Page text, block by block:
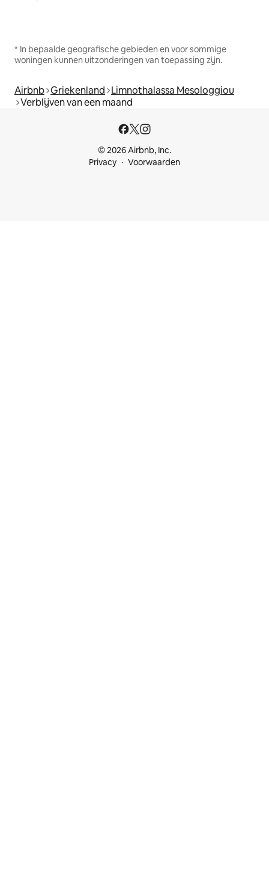
* In bepaalde geografische gebieden en voor sommige
woningen kunnen uitzonderingen van toepassing zijn.
Airbnb Griekenland Limnothalassa Mesologgiou
Verblijven van een maand
© 2026 Airbnb, Inc.
Privacy
Voorwaarden